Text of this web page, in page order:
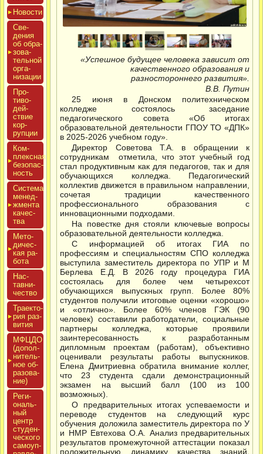
Новос­ти
Све­
дения
об об­ра­
зова­
тель­ной
ор­га­
низа­ции
Про­
тиво­
дей­
ствие
кор­
рупции
Ком­
плексная
бе­зопас­
ность
Сис­те­ма
ме­нед­
жмен­та
ка­чес­
тва
Мето­
дичес­
кая ра­
бота
Нас­
тавни­
чес­тво
Тра­ек­то­
рия раз­
ви­тия
МФЦДО
(до­пол­
ни­тель­
ное об­
ра­зова­
ние)
Реги­
ональ­
ный
центр
сту­ден­
ческо­го
са­мо­уп­
«Успешное будущее человека зависит от
качественного образования и
разностороннего развития».
В.В. Путин
25 июня в Донском политехническом
колледже состоялось заседание
педагогического совета «Об итогах
образовательной деятельности ГПОУ ТО «ДПК»
в 2025-2026 учебном году».
Директор Советова Т.А. в обращении к
сотрудникам отметила, что этот учебный год
стал продуктивным как для педагогов, так и для
обучающихся колледжа. Педагогический
коллектив движется в правильном направлении,
сочетая традиции качественного
профессионального образования с
инновационными подходами.
На повестке дня стояли ключевые вопросы
образовательной деятельности колледжа.
С информацией об итогах ГИА по
профессиям и специальностям СПО колледжа
выступила заместитель директора по УПР и М
Берлева Е.Д. В 2026 году процедура ГИА
состоялась для более чем четырехсот
обучающихся выпускных групп. Более 80%
студентов получили итоговые оценки «хорошо»
и «отлично». Более 60% членов ГЭК (90
человек) составили работодатели, социальные
партнеры колледжа, которые проявили
заинтересованность к разработанным
дипломным проектам (работам), объективно
оценивали результаты работы выпускников.
Елена Дмитриевна обратила внимание коллег,
что 23 студента сдали демонстрационный
экзамен на высший балл (100 из 100
возможных).
О предварительных итогах успеваемости и
переводе студентов на следующий курс
обучения доложила заместитель директора по У
и НМР Евтехова О.А. Анализ предварительных
результатов промежуточной аттестации показал
положительную динамику качества знаний.